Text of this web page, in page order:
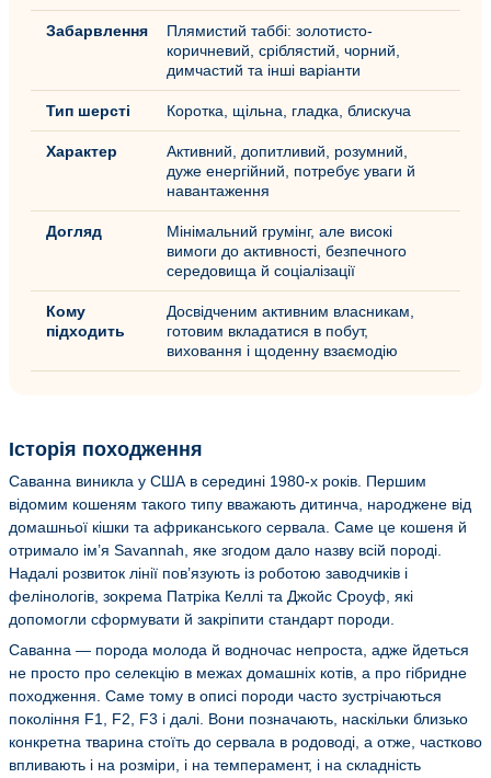
Забарвлення
Плямистий таббі: золотисто-
коричневий, сріблястий, чорний,
димчастий та інші варіанти
Тип шерсті Коротка, щільна, гладка, блискуча
Характер
Активний, допитливий, розумний,
дуже енергійний, потребує уваги й
навантаження
Догляд
Мінімальний грумінг, але високі
вимоги до активності, безпечного
середовища й соціалізації
Кому
підходить
Досвідченим активним власникам,
готовим вкладатися в побут,
виховання і щоденну взаємодію
Історія походження
Саванна виникла у США в середині 1980-х років. Першим
відомим кошеням такого типу вважають дитинча, народжене від
домашньої кішки та африканського сервала. Саме це кошеня й
отримало ім’я Savannah, яке згодом дало назву всій породі.
Надалі розвиток лінії пов’язують із роботою заводчиків і
фелінологів, зокрема Патріка Келлі та Джойс Сроуф, які
допомогли сформувати й закріпити стандарт породи.
Саванна — порода молода й водночас непроста, адже йдеться
не просто про селекцію в межах домашніх котів, а про гібридне
походження. Саме тому в описі породи часто зустрічаються
покоління F1, F2, F3 і далі. Вони позначають, наскільки близько
конкретна тварина стоїть до сервала в родоводі, а отже, частково
впливають і на розміри, і на темперамент, і на складність